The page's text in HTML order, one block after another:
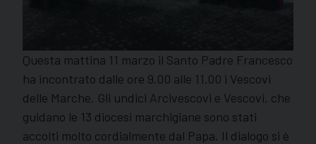
Questa mattina 11 marzo il Santo Padre Francesco
ha incontrato dalle ore 9.00 alle 11.00 i Vescovi
delle Marche. Gli undici Arcivescovi e Vescovi, che
guidano le 13 diocesi marchigiane sono stati
accolti molto cordialmente dal Papa. Il dialogo si è